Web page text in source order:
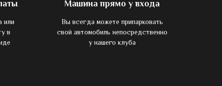
или
в
Машина прямо у входа
Вы всегда можете припарковать
свой автомобиль непосредственно
у нашего клуба